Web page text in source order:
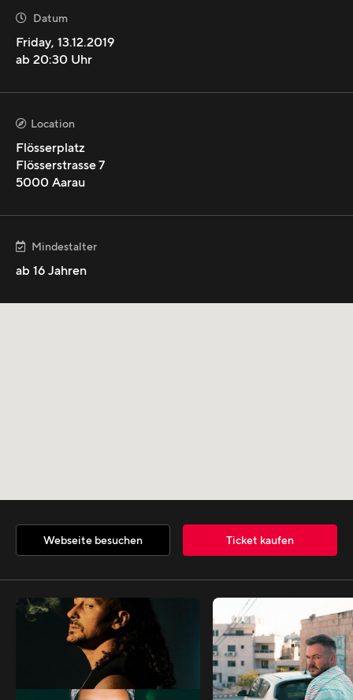
aufmerksam gemacht. Vor über einem Jahr konnte er auf
der Waldbühne am Gurtenfestival auftreten mit seinem
aktuellen Album «Mise En Place». Bei uns spielt er seine
Turnup-Show vor Luuk und Knackeboul. Also: Nicht
mehr anzeigen
 Datum
Friday, 13.12.2019
ab 20:30 Uhr
 Location
Flösserplatz
Flösserstrasse 7
5000 Aarau
 Mindestalter
ab 16 Jahren
Webseite besuchen Ticket kaufen